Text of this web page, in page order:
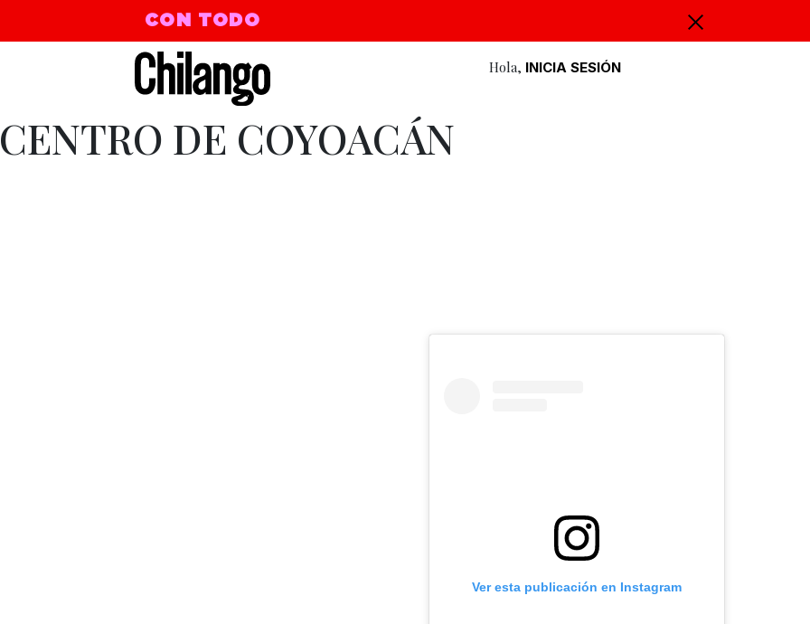
CON TODO
Hola, INICIA SESIÓN
CENTRO DE COYOACÁN
Ver esta publicación en Instagram